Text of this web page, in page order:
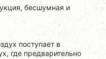
бесшумная и
поступает в
где предварительно